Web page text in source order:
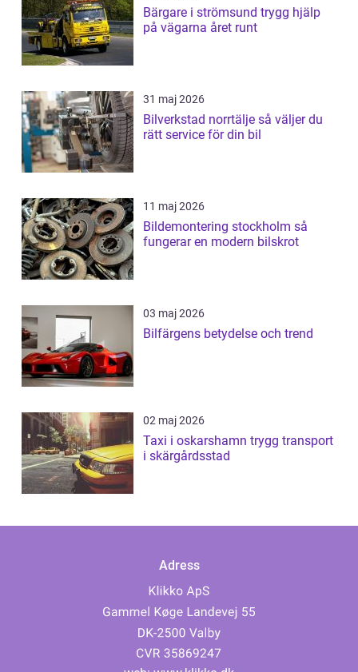
Bärgare i strömsund trygg hjälp
på vägarna året runt
31 maj 2026
Bilverkstad norrtälje så väljer du
rätt service för din bil
11 maj 2026
Bildemontering stockholm så
fungerar en modern bilskrot
03 maj 2026
Bilfärgens betydelse och trend
02 maj 2026
Taxi i oskarshamn trygg transport
i skärgårdsstad
Adress